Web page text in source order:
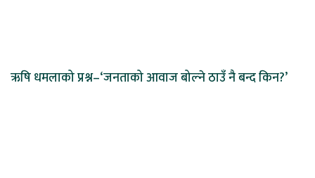
ऋषि धमलाको प्रश्न–‘जनताको आवाज बोल्ने ठाउँ नै बन्द किन?’